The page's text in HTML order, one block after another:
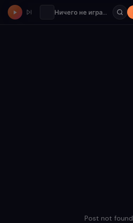
Ничего не играет
Post not found